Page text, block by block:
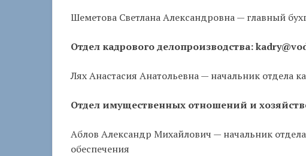
Шеметова Светлана Александровна — главный
Отдел кадрового делопроизводства:
Лях Анастасия Анатольевна — начальник отдела
Отдел имущественных отношений и
Аблов Александр Михайлович — начальник
обеспечения